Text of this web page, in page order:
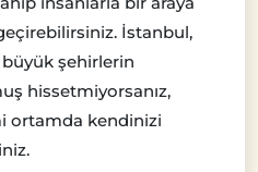
İstanbul,
şehirlerin
hissetmiyorsanız,
ortamda kendinizi